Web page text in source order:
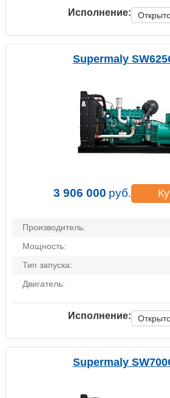
Исполнение:
Supermaly
3 906 000 руб.
Производитель:
Мощность:
Тип запуска:
Двигатель:
Исполнение:
Supermaly